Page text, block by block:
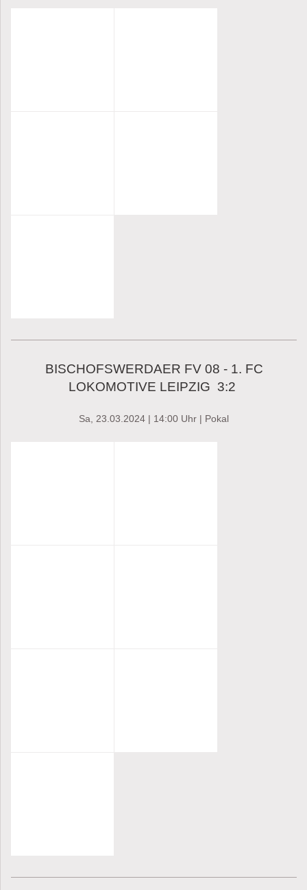
BISCHOFSWERDAER FV 08 - 1. FC
LOKOMOTIVE LEIPZIG 3:2
Sa, 23.03.2024 | 14:00 Uhr | Pokal